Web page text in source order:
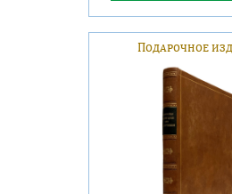
Подарочное